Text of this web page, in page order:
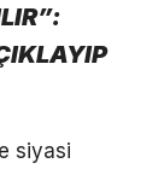
siyasi